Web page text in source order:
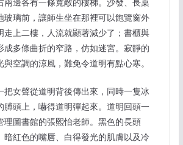
玻璃前，讓師生坐在那裡可以飽覽窗外
走上二樓，人流就顯著減少了；書櫃與
成多條曲折的窄路，仿如迷宮。寂靜的
空調的涼風，難免令道明有點心寒。
把女聲從道明背後傳出來，同時一隻冰
膊頭上，嚇得道明彈起來。道明回頭一
理圖書館的張熙怡老師。黑色的長頭
暗紅色的嘴唇、白得發光的肌膚以及冷